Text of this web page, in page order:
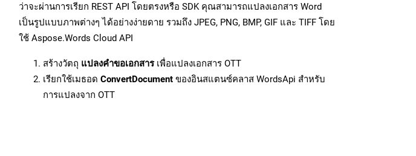
ว่าจะผ่านการเรียก REST API โดยตรงหรือ SDK คุณสามารถแปลงเอกสาร Word
เป็นรูปแบบภาพต่างๆ ได้อย่างง่ายดาย รวมถึง JPEG, PNG, BMP, GIF และ TIFF โดย
ใช้ Aspose.Words Cloud API
สร้างวัตถุ แปลงคำขอเอกสารเพื่อแปลงเอกสาร OTT
เรียกใช้เมธอด ConvertDocument ของอินสแตนซ์คลาส WordsApi สำหรับ
การแปลงจาก OTT